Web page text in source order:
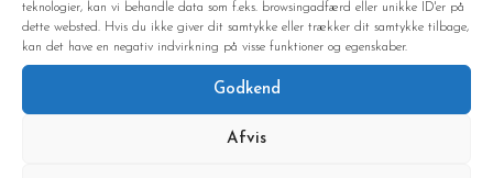
teknologier, kan vi behandle data som f.eks. browsingadfærd eller unikke ID'er på
dette websted. Hvis du ikke giver dit samtykke eller trækker dit samtykke tilbage,
kan det have en negativ indvirkning på visse funktioner og egenskaber.
Godkend
Afvis
Terapi tilbydes også på engelsk
Kontakt mig i dag